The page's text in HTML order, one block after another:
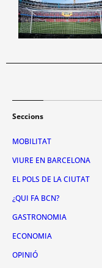
Seccions
MOBILITAT
VIURE EN BARCELONA
EL POLS DE LA CIUTAT
¿QUI FA BCN?
GASTRONOMIA
ECONOMIA
OPINIÓ